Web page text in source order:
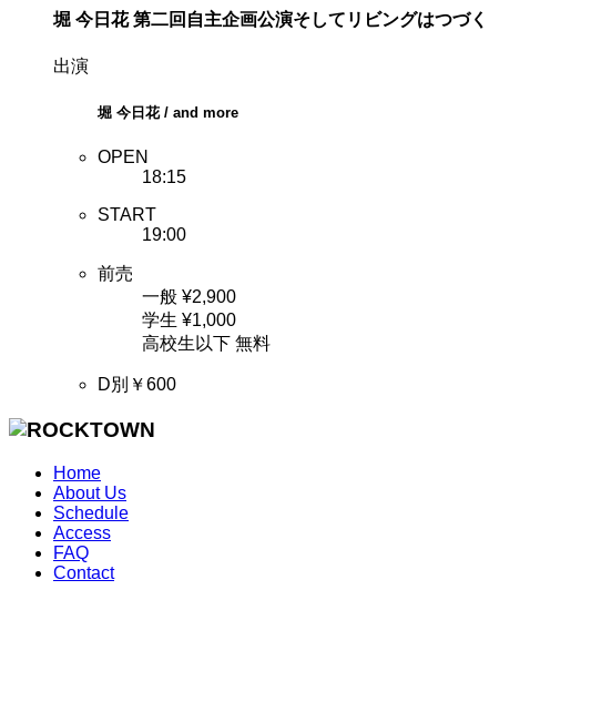
堀 今日花 第二回自主企画公演そしてリビングはつづく
出演
堀 今日花 / and more
OPEN
18:15
START
19:00
前売
一般 ¥2,900
学生 ¥1,000
高校生以下 無料
D別￥600
Home
About Us
Schedule
Access
FAQ
Contact